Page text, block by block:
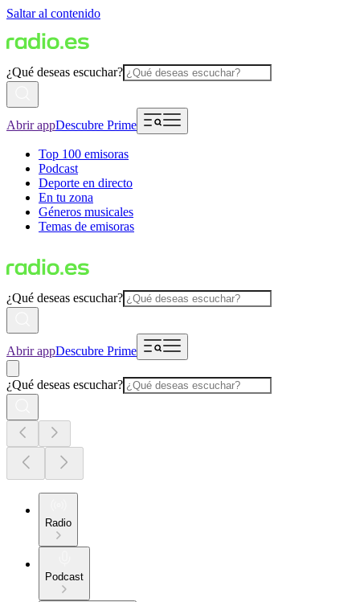
Saltar al contenido
¿Qué deseas escuchar?
Abrir appDescubre Prime
Top 100 emisoras
Podcast
Deporte en directo
En tu zona
Géneros musicales
Temas de emisoras
¿Qué deseas escuchar?
Abrir appDescubre Prime
¿Qué deseas escuchar?
Radio
Podcast